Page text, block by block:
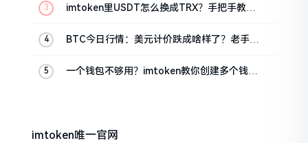
imtoken里USDT怎么换成TRX？手把手教你
BTC今日行情：美元计价跌成啥样了？老手教
一个钱包不够用？imtoken教你创建多个钱包
imtoken唯一官网